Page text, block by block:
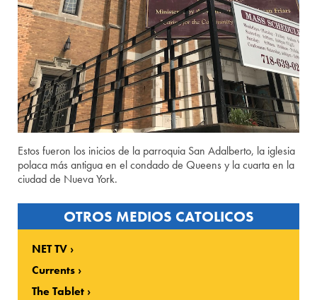
Estos fueron los inicios de la parroquia San Adalberto, la iglesia
polaca más antigua en el condado de Queens y la cuarta en la
ciudad de Nueva York.
OTROS MEDIOS CATOLICOS
NET TV
Currents
The Tablet